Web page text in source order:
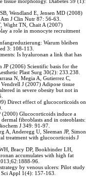
Wendland E, Jensen MD (2008)
J Clin Nutr 87: 56-63.
Wight TN, Chait A (2007)
a role in monocyte recruitment
Warum bleiben
3: 108-113.
Is hyaluronan a link that has
JP (2006) Scientific basis for the
Plast Surg 30(2): 233.238.
N, Megia A, Gutierrez C,
J (2007) Adipose tissue
in severe obesity but not in
Direct effect of glucocorticoids on
(2000) Glucocorticoids induce a
fibroblasts and in osteoblasts:
J 349: 91-97.
A, Anderegg U, Sleeman JP, Simon
treatment with glucocorticoids J
Bracy DP, Bookbinder LH,
accumulates with high fat
96.
by venous ulcers: Pilot study
Appl 1(4): 157-163.